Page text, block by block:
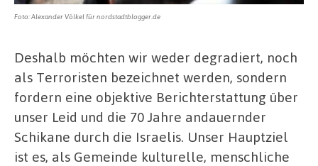
Foto: Alexander Völkel für nordstadtblogger.de
Deshalb möchten wir weder degradiert, noch
als Terroristen bezeichnet werden, sondern
fordern eine objektive Berichterstattung über
unser Leid und die 70 Jahre andauernder
Schikane durch die Israelis. Unser Hauptziel
ist es, als Gemeinde kulturelle, menschliche